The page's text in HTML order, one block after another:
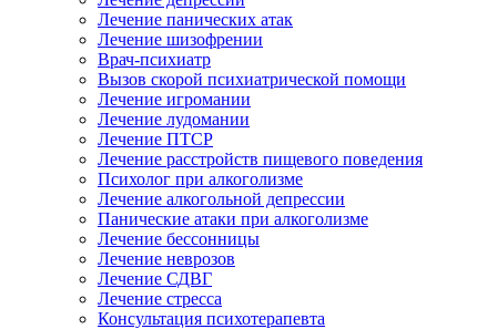
Лечение панических атак
Лечение шизофрении
Врач-психиатр
Вызов скорой психиатрической помощи
Лечение игромании
Лечение лудомании
Лечение ПТСР
Лечение расстройств пищевого поведения
Психолог при алкоголизме
Лечение алкогольной депрессии
Панические атаки при алкоголизме
Лечение бессонницы
Лечение неврозов
Лечение СДВГ
Лечение стресса
Консультация психотерапевта